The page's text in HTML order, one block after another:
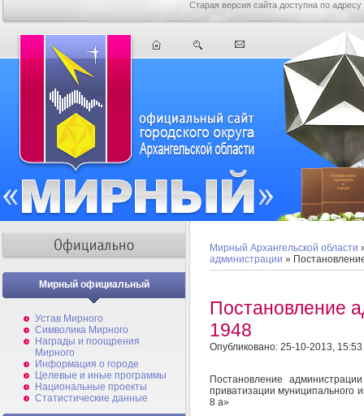
Старая версия сайта доступна по адресу
Мирный официальный
Устав Мирного
Символика Мирного
Награды и поощрения
Мирного
Информация о городе
Целевые и иные программы
Национальные проекты
Статистические данные
Мирный Архангельской области
администрации »
Постановление
1948
Опубликовано: 25-10-2013, 15:53
Постановление
приватизации муниципального
8 а»